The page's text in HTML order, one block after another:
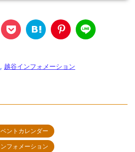
, 越谷インフォメーション
ントカレンダー
フォメーション